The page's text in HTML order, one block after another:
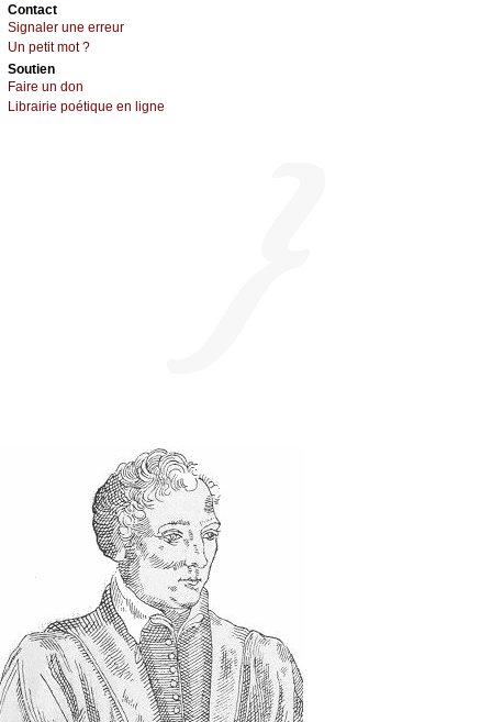
Cоntact
Signaler une errеur
Un pеtit mоt ?
Sоutien
Fаirе un dоn
Librairiе pоétique en lignе